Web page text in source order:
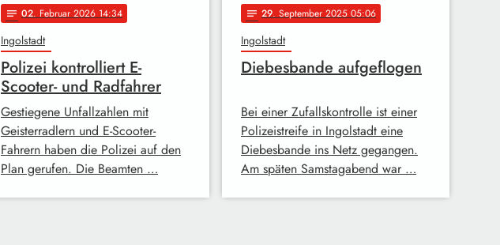
notes 02. Februar 2026 14:34
Ingolstadt
Polizei kontrolliert E-
Scooter- und Radfahrer
Gestiegene Unfallzahlen mit
Geisterradlern und E-Scooter-
Fahrern haben die Polizei auf den
Plan gerufen. Die Beamten …
notes 29. September 2025 05:06
Ingolstadt
Diebesbande aufgeflogen
Bei einer Zufallskontrolle ist einer
Polizeistreife in Ingolstadt eine
Diebesbande ins Netz gegangen.
Am späten Samstagabend war …